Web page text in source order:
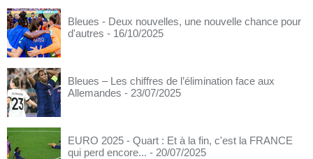
Bleues - Deux nouvelles, une nouvelle chance pour
d'autres - 16/10/2025
Bleues – Les chiffres de l’élimination face aux
Allemandes - 23/07/2025
EURO 2025 - Quart : Et à la fin, c'est la FRANCE
qui perd encore... - 20/07/2025